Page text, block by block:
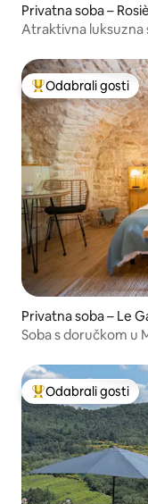
Privatna soba –
Atraktivna luksuzna
Među najviše
Odabrali gosti
Privatna soba – Le
Soba s doručkom u
Među najviše
Odabrali gosti